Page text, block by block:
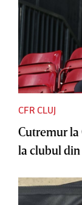
CFR CLUJ
Cutremur la
la clubul din